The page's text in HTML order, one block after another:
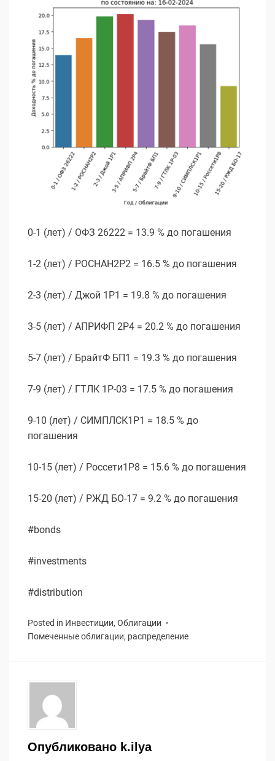
0-1 (лет) / ОФЗ 26222 = 13.9 % до погашения
1-2 (лет) / РОСНАН2P2 = 16.5 % до погашения
2-3 (лет) / Джой 1P1 = 19.8 % до погашения
3-5 (лет) / АПРИФП 2Р4 = 20.2 % до погашения
5-7 (лет) / БрайтФ БП1 = 19.3 % до погашения
7-9 (лет) / ГТЛК 1P-03 = 17.5 % до погашения
9-10 (лет) / СИМПЛСК1Р1 = 18.5 % до
погашения
10-15 (лет) / Россети1Р8 = 15.6 % до погашения
15-20 (лет) / РЖД БО-17 = 9.2 % до погашения
#bonds
#investments
#distribution
Posted in Инвестиции, Облигации
Помеченныеоблигации, распределение
Опубликовано k.ilya